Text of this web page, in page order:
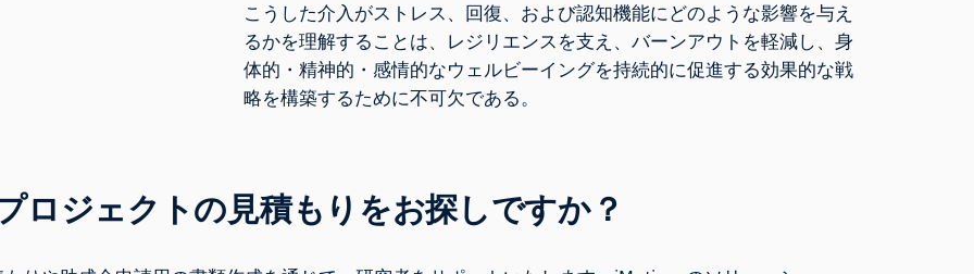
こうした介入がストレス、回復、および認知機能にどのような影響を与え
るかを理解することは、レジリエンスを支え、バーンアウトを軽減し、身
体的・精神的・感情的なウェルビーイングを持続的に促進する効果的な戦
略を構築するために不可欠である。
ロジェクトの見積もり をお探しですか？